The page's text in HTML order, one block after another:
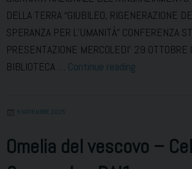
DELLA TERRA “GIUBILEO, RIGENERAZIONE
SPERANZA PER L’UMANITÀ” CONFERENZA
PRESENTAZIONE MERCOLEDI’ 29 OTTOBRE
BIBLIOTECA … Continue reading
9 NOVEMBRE 2025
Omelia del vescovo –